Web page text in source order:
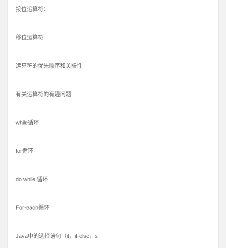
按位运算符：
移位运算符
运算符的优先顺序和关联性
有关运算符的有趣问题
while循环
for循环
do while 循环
For-each循环
Java中的选择语句（if，if-else，s